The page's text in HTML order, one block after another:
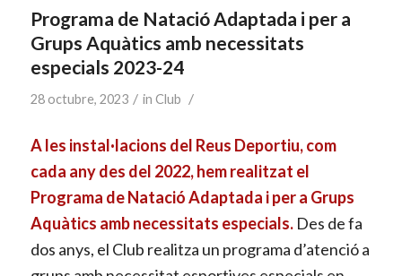
Programa de Natació Adaptada i per a
Grups Aquàtics amb necessitats
especials 2023-24
28 octubre, 2023 / in Club /
A les instal·lacions del Reus Deportiu, com
cada any des del 2022, hem realitzat el
Programa de Natació Adaptada i per a Grups
Aquàtics amb necessitats especials. Des de fa
dos anys, el Club realitza un programa d’atenció a